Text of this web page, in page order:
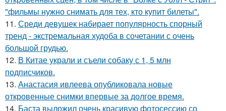
"фильмы нужно снимать для тех, кто купит билеты".
11. Среди девушек набирает популярность спорный
тренд - экстремальная худоба в сочетании с очень
большой грудью.
12. В Китае украли и съели собаку с 1, 5 млн
подписчиков.
13. Анастасия ивлеева опубликовала новые
откровенные снимки впервые за долгое время.
14. Баста выложил очень красивую фотосессию со